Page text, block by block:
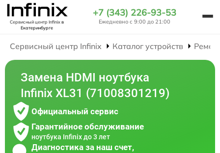
Сервисный центр Infinixв
Екатеринбурге
+7 (343) 226-93-53
Ежедневно с 9:00 до 21:00
Сервисный центр Infinix Каталог устройств
Замена HDMI ноутбука
Infinix XL31 (71008301219)
Официальный сервис
Гарантийное обслуживание
ноутбука Infinix до 3 лет
Диагностика за наш счет,